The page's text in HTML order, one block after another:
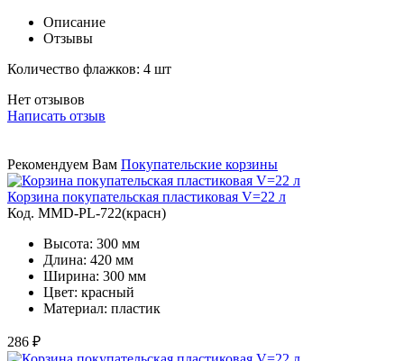
Описание
Отзывы
Количество флажков: 4 шт
Нет отзывов
Написать отзыв
Рекомендуем Вам Покупательские корзины
Корзина покупательская пластиковая V=22 л
Код. MMD-PL-722(красн)
Высота: 300 мм
Длина: 420 мм
Ширина: 300 мм
Цвет: красный
Материал: пластик
286 ₽